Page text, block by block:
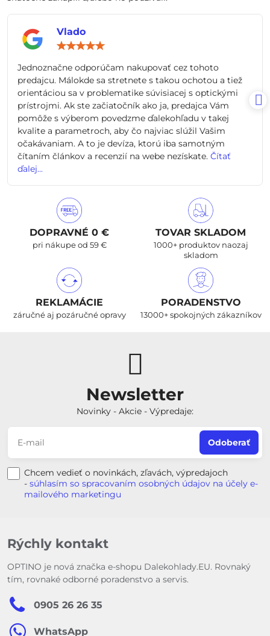
Vlado
5
Jednoznačne odporúčam nakupovať cez tohoto
predajcu. Málokde sa stretnete s takou ochotou a tiež
orientáciou sa v problematike súvisiacej s optickými
prístrojmi. Ak ste začiatočník ako ja, predajca Vám
pomôže s výberom povedzme ďalekohľadu v takej
kvalite a parametroch, aby čo najviac slúžil Vašim
očakávaniam. A to je devíza, ktorú iba samotným
čítaním článkov a recenzií na webe nezískate. Čítať
ďalej...
DOPRAVNÉ 0 €
pri nákupe od 59 €
TOVAR SKLADOM
1000+ produktov naozaj
skladom
REKLAMÁCIE
záručné aj pozáručné opravy
PORADENSTVO
13000+ spokojných zákazníkov
Newsletter
Novinky - Akcie - Výpredaje:
Odoberať
Chcem vedieť o novinkách, zľavách, výpredajoch
- súhlasím so spracovaním osobných údajov na účely e-
mailového marketingu
Rýchly kontakt
OPTINO je nová značka e-shopu Dalekohlady.EU. Rovnaký
tím, rovnaké odborné poradenstvo a servis.
0905 26 26 35
WhatsApp